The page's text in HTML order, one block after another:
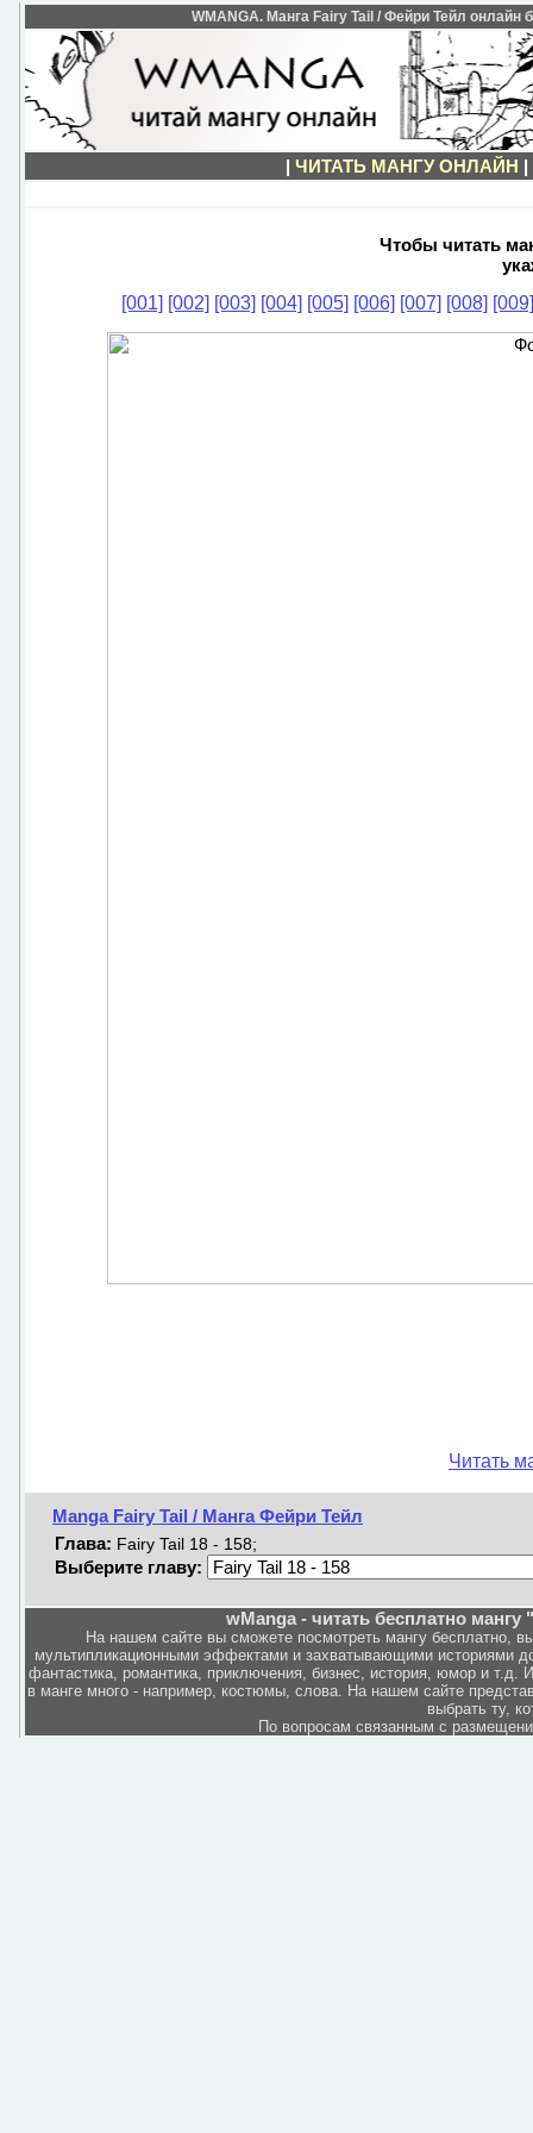
WMANGA. Манга Fairy Tail / Фейри Тейл онлайн
| ЧИТАТЬ МАНГУ ОНЛАЙН |
Чтобы читать
[001] [002] [003] [004] [005] [006] [007] [008] [009]
Читать
Manga Fairy Tail / Манга Фейри Тейл
Глава: Fairy Tail 18 - 158;
Выберите главу:
wManga - читать бесплатно
На нашем сайте вы сможете посмотреть мангу бесплатно,
мультипликационными эффектами и захватывающими историями
фантастика, романтика, приключения, бизнес, история, юмор и
в манге много - например, костюмы, слова. На нашем сайте
выбрать ту,
По вопросам связанным с